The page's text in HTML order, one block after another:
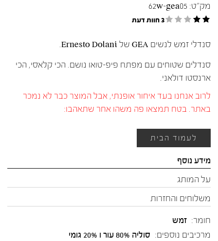
מק"ט: 62w-gea05
3 חוות דעת
סנדלי זמש לנשים GEA של Ernesto Dolani.
סנדלים שטוחים עם מפתח פיפ-טואו נושם. הכי קלאסי, הכי
ארנסטו דולאני.
לרוב אנחנו בעד איחור אופנתי, אבל המוצר כבר לא נמכר
באתר. בטח תמצאו פה משהו אחר שתאהבו:
לעמוד הבית
מידע נוסף
על המותג
משלוחים והחזרות
חומר: זמש
מרכיבים נוספים: סוליה 80% עור ו 20% גומי